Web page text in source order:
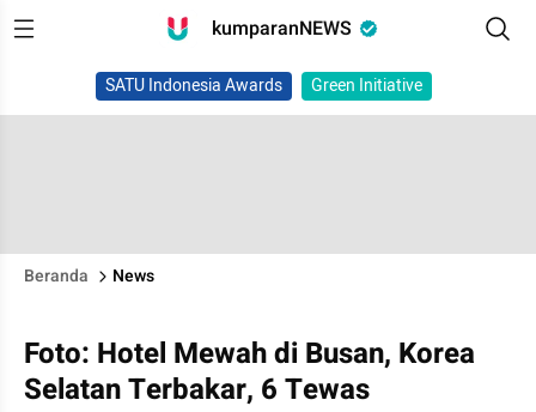
kumparanNEWS
SATU Indonesia Awards Green Initiative
Beranda News
Foto: Hotel Mewah di Busan, Korea
Selatan Terbakar, 6 Tewas